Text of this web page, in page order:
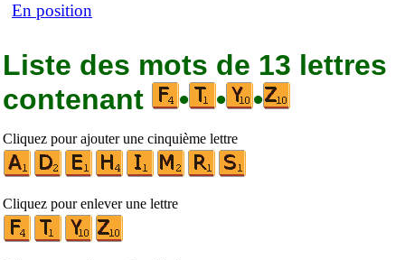
En position
Liste des mots de 13 lettres
contenant
• • •
Cliquez pour ajouter une cinquième lettre
Cliquez pour enlever une lettre